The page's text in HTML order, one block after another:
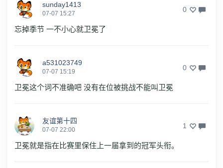
sunday1413
07-07 15:27 0
忘掉季节 一不小心就卫冕了
a531023749
07-07 15:19 0
卫冕这个词不准确吧 没有在位被挑战不能叫卫冕
友谊第十四
07-07 22:00 1
卫冕‌就是指在比赛里保住上一届拿到的冠军头衔。